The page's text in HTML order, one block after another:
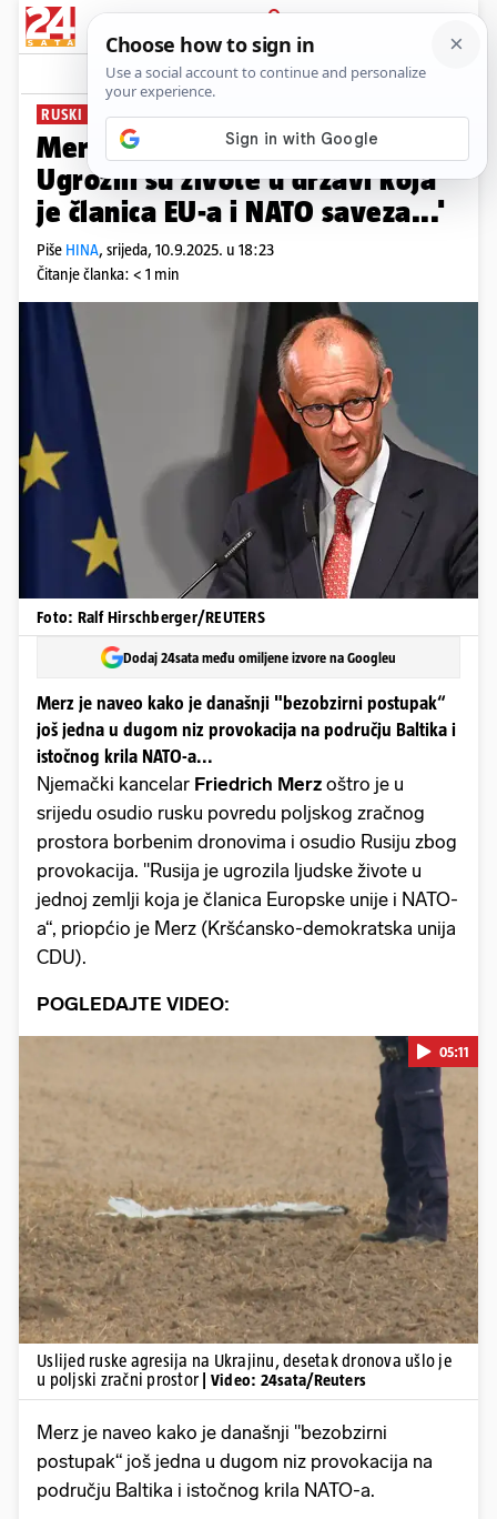
PRIJAVA
News Komentari
RUSKI DRONOVI U POLJSKOJ
Merz: Ovo je ruska provokacija.
Ugrozili su živote u državi koja
je članica EU-a i NATO saveza...'
Piše HINA, srijeda, 10.9.2025. u 18:23
Čitanje članka: < 1 min
Foto: Ralf Hirschberger/REUTERS
Dodaj 24sata među omiljene izvore na Googleu
Merz je naveo kako je današnji "bezobzirni postupak“
još jedna u dugom niz provokacija na području Baltika i
istočnog krila NATO-a...
Njemački kancelar Friedrich Merz oštro je u
srijedu osudio rusku povredu poljskog zračnog
prostora borbenim dronovima i osudio Rusiju zbog
provokacija. "Rusija je ugrozila ljudske živote u
jednoj zemlji koja je članica Europske unije i NATO-
a“, priopćio je Merz (Kršćansko-demokratska unija
CDU).
POGLEDAJTE VIDEO:
Pokretanje videa...
05:11
Uslijed ruske agresija na Ukrajinu, desetak dronova ušlo je
u poljski zračni prostor
| Video: 24sata/Reuters
Merz je naveo kako je današnji "bezobzirni
postupak“ još jedna u dugom niz provokacija na
području Baltika i istočnog krila NATO-a.